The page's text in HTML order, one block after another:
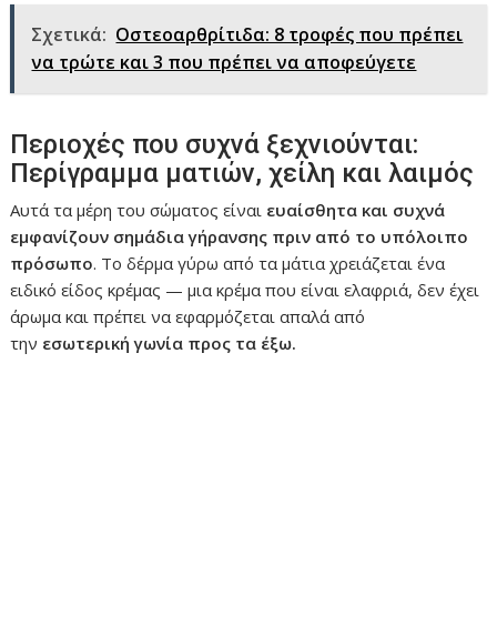
Σχετικά: Οστεοαρθρίτιδα: 8 τροφές που πρέπει
να τρώτε και 3 που πρέπει να αποφεύγετε
Περιοχές που συχνά ξεχνιούνται:
Περίγραμμα ματιών, χείλη και λαιμός
Αυτά τα μέρη του σώματος είναι ευαίσθητα και συχνά
εμφανίζουν σημάδια γήρανσης πριν από το υπόλοιπο
πρόσωπο. Το δέρμα γύρω από τα μάτια χρειάζεται ένα
ειδικό είδος κρέμας — μια κρέμα που είναι ελαφριά, δεν έχει
άρωμα και πρέπει να εφαρμόζεται απαλά από
την εσωτερική γωνία προς τα έξω.